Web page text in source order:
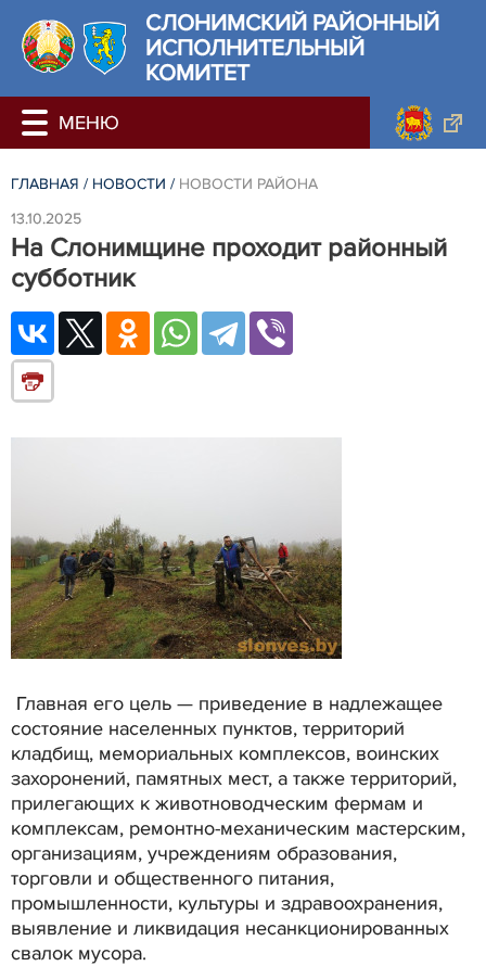
СЛОНИМСКИЙ РАЙОННЫЙ
ИСПОЛНИТЕЛЬНЫЙ
КОМИТЕТ
ГЛАВНАЯ / НОВОСТИ / НОВОСТИ РАЙОНА
13.10.2025
На Слонимщине проходит районный
субботник
Главная его цель — приведение в надлежащее
состояние населенных пунктов, территорий
кладбищ, мемориальных комплексов, воинских
захоронений, памятных мест, а также территорий,
прилегающих к животноводческим фермам и
комплексам, ремонтно-механическим мастерским,
организациям, учреждениям образования,
торговли и общественного питания,
промышленности, культуры и здравоохранения,
выявление и ликвидация несанкционированных
свалок мусора.